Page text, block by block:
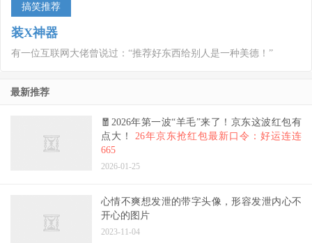
搞笑推荐
装X神器
有一位互联网大佬曾说过：“推荐好东西给别人是一种美德！”
最新推荐
🧧2026年第一波“羊毛”来了！京东这波红包有
点大！ 26年京东抢红包最新口令：好运连连
665
2026-01-25
心情不爽想发泄的带字头像，形容发泄内心不
开心的图片
2023-11-04